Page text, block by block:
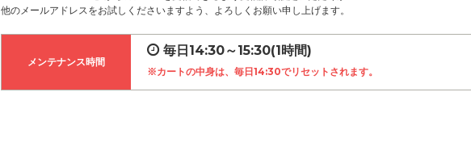
他のメールアドレスをお試しくださいますよう、よろしくお願い申し上げます。
メンテナンス時間
毎日14:30～15:30(1時間)
※カートの中身は、毎日14:30でリセットされます。